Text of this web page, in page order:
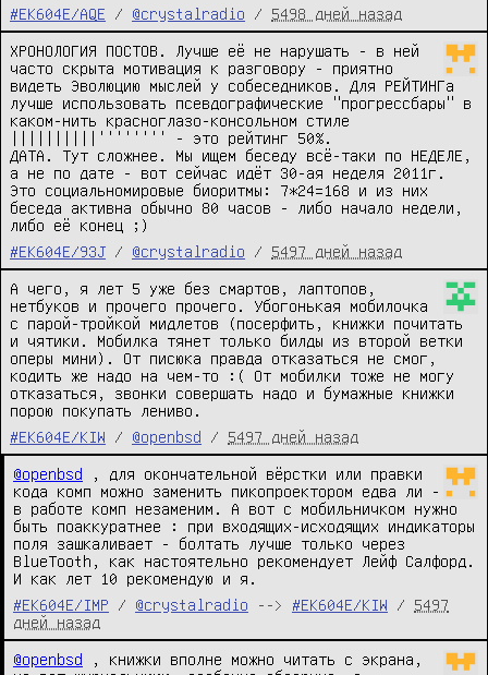
#EK604E/AQE
/ @crystalradio / 5498 дней назад
ХРОНОЛОГИЯ ПОСТОВ. Лучше её не нарушать - в ней
часто скрыта мотивация к разговору - приятно
видеть Эволюцию мыслей у собеседников. Для РЕЙТИНГа
лучше использовать псевдографические "прогрессбары" в
каком-нить красноглазо-консольном стиле
||||||||||'''''''' - это рейтинг 50%.
ДАТА. Тут сложнее. Мы ищем беседу всё-таки по НЕДЕЛЕ,
а не по дате - вот сейчас идёт 30-ая неделя 2011г.
Это социальномировые биоритмы: 7*24=168 и из них
беседа активна обычно 80 часов - либо начало недели,
либо её конец ;)
#EK604E/93J
/ @crystalradio / 5497 дней назад
А чего, я лет 5 уже без смартов, лаптопов,
нетбуков и прочего прочего. Убогонькая мобилочка
с парой-тройкой мидлетов (посерфить, книжки почитать
и чятики. Мобилка тянет только билды из второй ветки
оперы мини). От писюка правда отказаться не смог,
кодить же надо на чем-то :( От мобилки тоже не могу
отказаться, звонки совершать надо и бумажные книжки
порою покупать лениво.
#EK604E/KIW
/ @openbsd / 5497 дней назад
@openbsd , для окончательной вёрстки или правки
кода комп можно заменить пикопроектором едва ли -
в работе комп незаменим. А вот с мобильничком нужно
быть поаккуратнее : при входящих-исходящих индикаторы
поля зашкаливает - болтать лучше только через
BlueTooth, как настоятельно рекомендует Лейф Салфорд.
И как лет 10 рекомендую и я.
#EK604E/IMP
/ @crystalradio --> #EK604E/KIW / 5497
дней назад
@openbsd , книжки вполне можно читать с экрана,